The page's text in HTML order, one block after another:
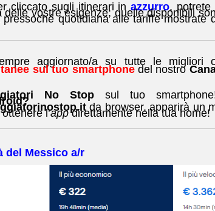
cliccato sugli itinerari inazzurro,
delle vostre esigenze; quelle disponibili
pressoché quotidiana alle tariffe mostrate
aggiornato/a su tutte le migliori
sul tuo smartphonedel nostro
No Stop sul tuo
da browser, apparirà un
l’appdirettamente nella tua home!
del Messico a/r